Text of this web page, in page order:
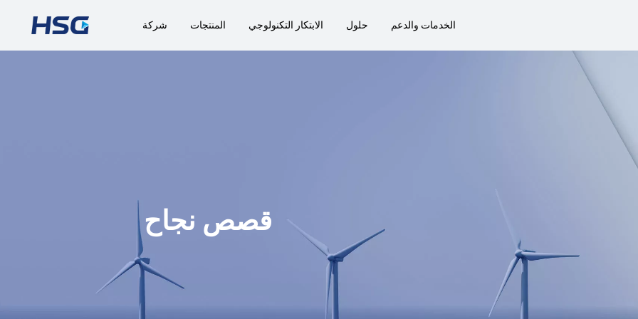
شركة المنتجات الابتكار التكنولوجي حلول الخدمات والدعم
قصص نجاح